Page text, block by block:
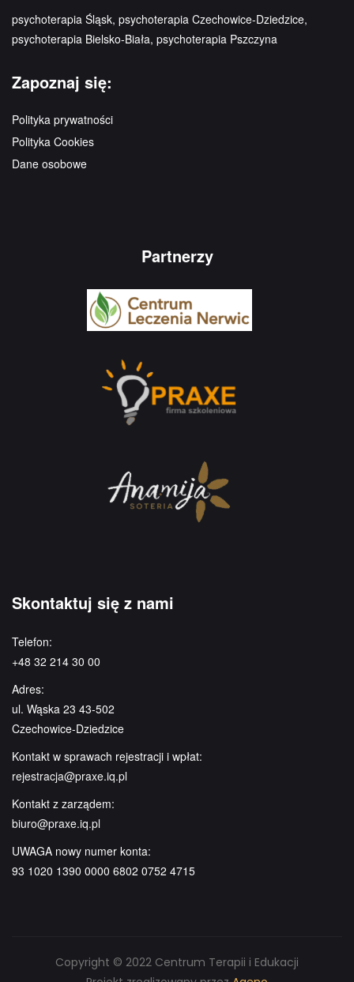
psychoterapia Śląsk, psychoterapia Czechowice-Dziedzice,
psychoterapia Bielsko-Biała, psychoterapia Pszczyna
Zapoznaj się:
Polityka prywatności
Polityka Cookies
Dane osobowe
Partnerzy
Skontaktuj się z nami
Telefon:
+48 32 214 30 00
Adres:
ul. Wąska 23 43-502
Czechowice-Dziedzice
Kontakt w sprawach rejestracji i wpłat:
rejestracja@praxe.iq.pl
Kontakt z zarządem:
biuro@praxe.iq.pl
UWAGA nowy numer konta:
93 1020 1390 0000 6802 0752 4715
Copyright © 2022 Centrum Terapii i Edukacji